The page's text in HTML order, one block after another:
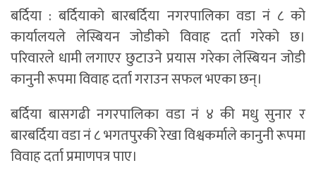
बर्दिया : बर्दियाको बारबर्दिया नगरपालिका वडा नं ८ को
कार्यालयले लेस्बियन जोडीको विवाह दर्ता गरेको छ।
परिवारले धामी लगाएर छुटाउने प्रयास गरेका लेस्बियन जोडी
कानुनी रूपमा विवाह दर्ता गराउन सफल भएका छन्।
बर्दिया बासगढी नगरपालिका वडा नं ४ की मधु सुनार र
बारबर्दिया वडा नं ८ भगतपुरकी रेखा विश्वकर्माले कानुनी रूपमा
विवाह दर्ता प्रमाणपत्र पाए।